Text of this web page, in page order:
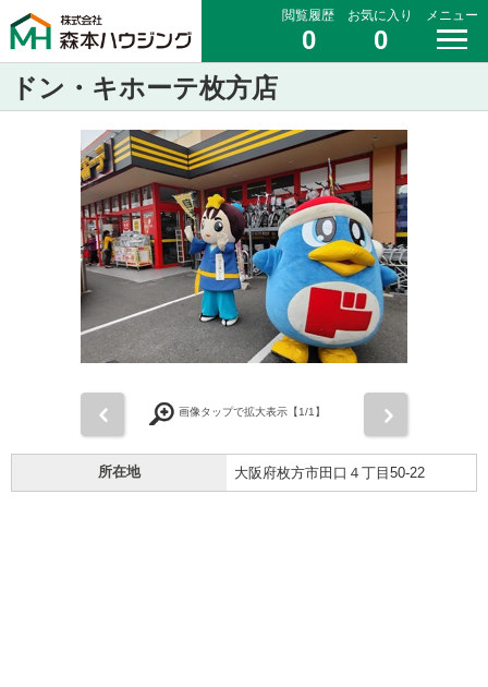
閲覧履歴
0
お気に入り
0
メニュー
ドン・キホーテ枚方店
画像タップで拡大表示【1/1】
所在地 大阪府枚方市田口４丁目50-22